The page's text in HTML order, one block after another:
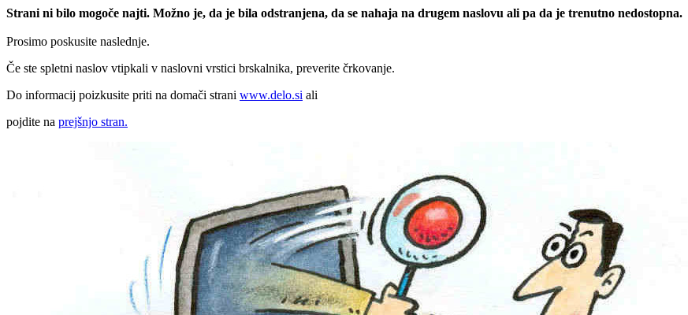
Strani ni bilo mogoče najti. Možno je, da je bila odstranjena, da se nahaja na drugem naslovu ali pa da je trenutno nedostopna.
Prosimo poskusite naslednje.
Če ste spletni naslov vtipkali v naslovni vrstici brskalnika, preverite črkovanje.
Do informacij poizkusite priti na domači strani www.delo.si ali
pojdite na prejšnjo stran.